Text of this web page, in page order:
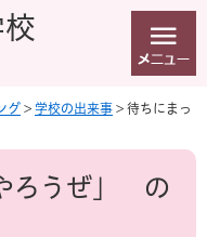
グ > 学校の出来事 > 待ちにまっ
ろうぜ」 の